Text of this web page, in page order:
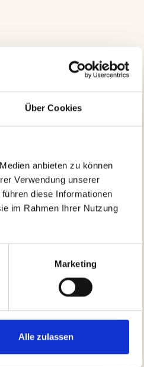
Über Cookies
anbieten zu können
Verwendung unserer
diese Informationen
im Rahmen Ihrer Nutzung
Marketing
Alle zulassen